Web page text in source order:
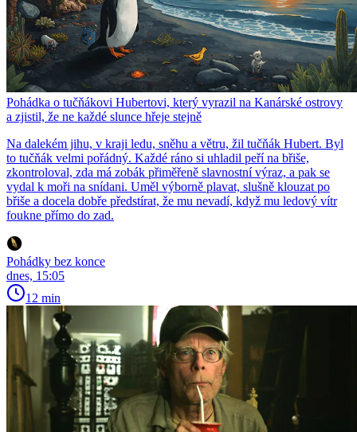
Pohádka o tučňákovi Hubertovi, který vyrazil na Kanárské ostrovy
a zjistil, že ne každé slunce hřeje stejně
Na dalekém jihu, v kraji ledu, sněhu a větru, žil tučňák Hubert. Byl
to tučňák velmi pořádný. Každé ráno si uhladil peří na břiše,
zkontroloval, zda má zobák přiměřeně slavnostní výraz, a pak se
vydal k moři na snídani. Uměl výborně plavat, slušně klouzat po
břiše a docela dobře předstírat, že mu nevadí, když mu ledový vítr
foukne přímo do zad.
Pohádky bez konce
dnes, 15:05
12 min